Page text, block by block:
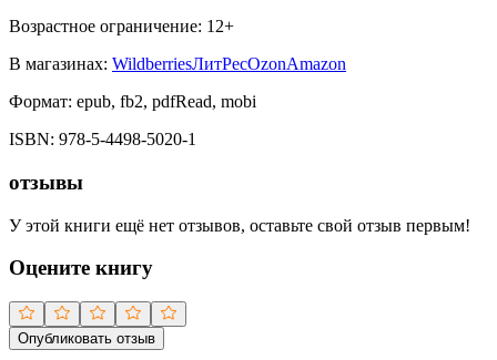
Возрастное ограничение: 12+
В магазинах: WildberriesЛитРесOzonAmazon
Формат: epub, fb2, pdfRead, mobi
ISBN: 978-5-4498-5020-1
отзывы
У этой книги ещё нет отзывов, оставьте свой отзыв первым!
Оцените книгу
Опубликовать отзыв